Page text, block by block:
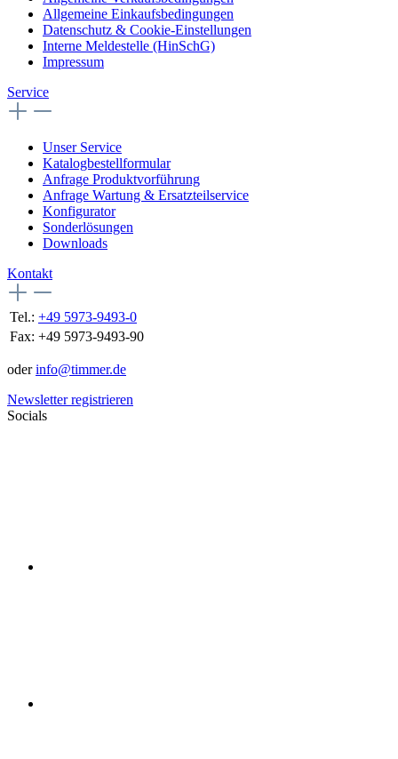
Allgemeine Einkaufsbedingungen
Datenschutz & Cookie-Einstellungen
Interne Meldestelle (HinSchG)
Impressum
Service
Unser Service
Katalogbestellformular
Anfrage Produktvorführung
Anfrage Wartung & Ersatzteilservice
Konfigurator
Sonderlösungen
Downloads
Kontakt
Tel.: +49 5973-9493-0
Fax: +49 5973-9493-90
oderinfo@timmer.de
Newsletter registrieren
Socials